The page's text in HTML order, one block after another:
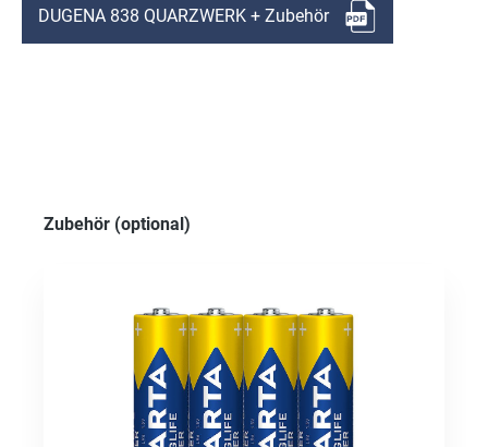
DUGENA 838 QUARZWERK + Zubehör
Produktgalerie überspringen
Zubehör (optional)